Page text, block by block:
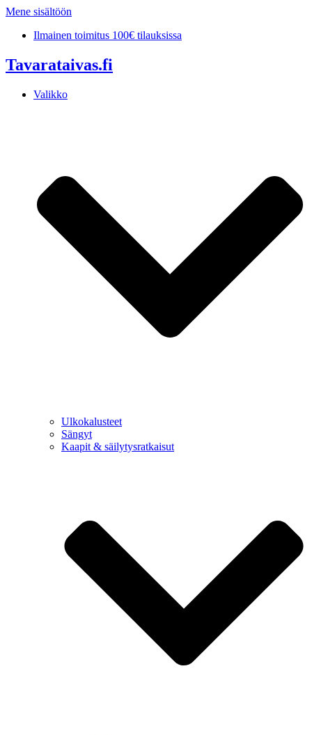
Mene sisältöön
Ilmainen toimitus 100€ tilauksissa
Tavarataivas.fi
Valikko
Ulkokalusteet
Sängyt
Kaapit & säilytysratkaisut